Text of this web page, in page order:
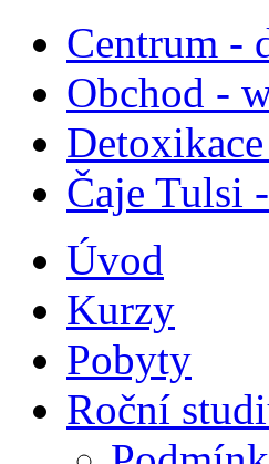
Centrum -
Obchod -
Čaje Tulsi
Úvod
Kurzy
Pobyty
Roční